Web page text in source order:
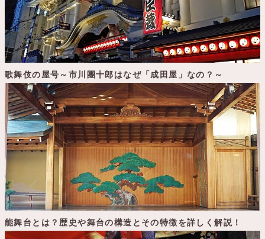
歌舞伎の屋号～市川團十郎はなぜ「成田屋」なの？～
能舞台とは？歴史や舞台の構造とその特徴を詳しく解説！